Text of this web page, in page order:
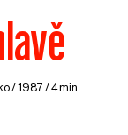
/ 1987 / 4 min.